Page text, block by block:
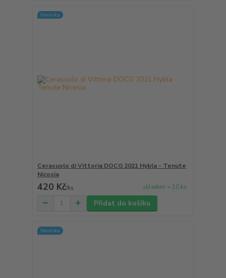
Novinka
Cerasuolo di Vittoria DOCG 2021 Hybla - Tenute
Nicosia
420 Kč/ks skladem > 10 ks
Přidat do košíku
Novinka